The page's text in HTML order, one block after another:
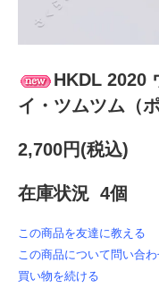
HKDL 2020
イ・ツムツム（
2,700円(税込)
在庫状況 4個
この商品を友達に教える
この商品について問い合わ
買い物を続ける